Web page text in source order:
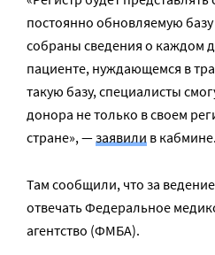
постоянно обновляемую
собраны сведения о каждом
пациенте, нуждающемся в
такую базу, специалисты
донора не только в своем
стране», —заявили в кабмине.
Там сообщили, что за
отвечать Федеральное
агентство (ФМБА).